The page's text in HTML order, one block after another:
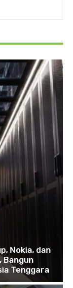
Nokia, dan
Bangun
Tenggara